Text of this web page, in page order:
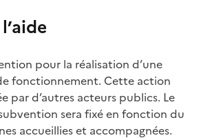
pour la réalisation d’une
fonctionnement. Cette action
par d’autres acteurs publics. Le
sera fixé en fonction du
accueillies et accompagnées.